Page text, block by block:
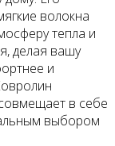
волокна
тепла и
делая вашу
и
в себе
выбором